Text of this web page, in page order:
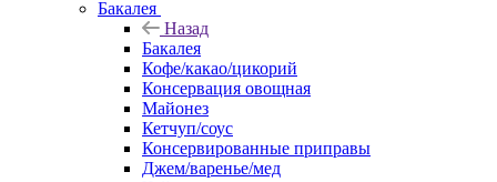
Бакалея
Назад
Бакалея
Кофе/какао/цикорий
Консервация овощная
Майонез
Кетчуп/соус
Консервированные приправы
Джем/варенье/мед